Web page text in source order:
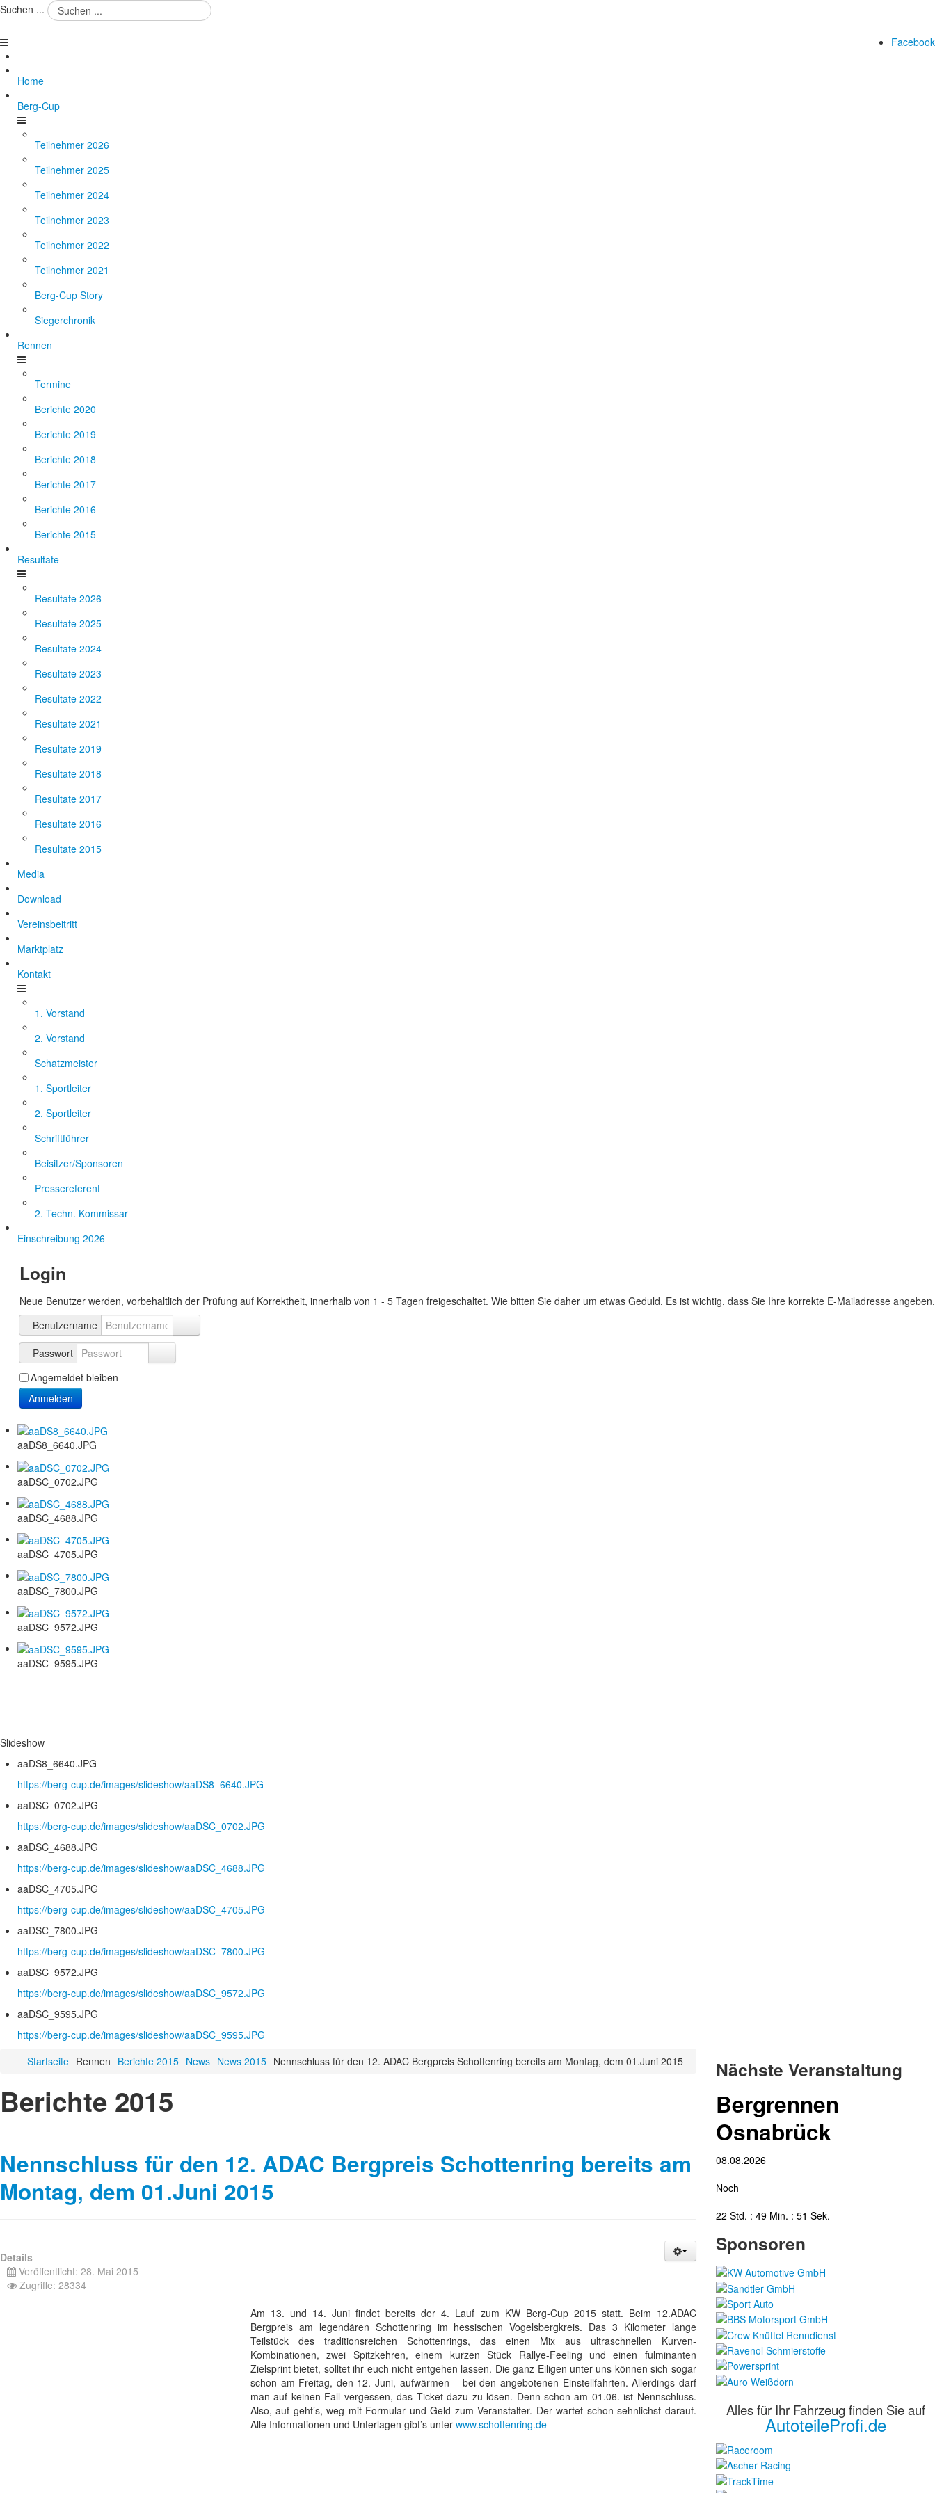
Suchen ...
Facebook
Home
Berg-Cup
Teilnehmer 2026
Teilnehmer 2025
Teilnehmer 2024
Teilnehmer 2023
Teilnehmer 2022
Teilnehmer 2021
Berg-Cup Story
Siegerchronik
Rennen
Termine
Berichte 2020
Berichte 2019
Berichte 2018
Berichte 2017
Berichte 2016
Berichte 2015
Resultate
Resultate 2026
Resultate 2025
Resultate 2024
Resultate 2023
Resultate 2022
Resultate 2021
Resultate 2019
Resultate 2018
Resultate 2017
Resultate 2016
Resultate 2015
Media
Download
Vereinsbeitritt
Marktplatz
Kontakt
1. Vorstand
2. Vorstand
Schatzmeister
1. Sportleiter
2. Sportleiter
Schriftführer
Beisitzer/Sponsoren
Pressereferent
2. Techn. Kommissar
Einschreibung 2026
Login
Neue Benutzer werden, vorbehaltlich der Prüfung auf Korrektheit, innerhalb von 1 - 5 Tagen freigeschaltet. Wie bitten Sie daher um etwas Geduld. Es ist wichtig, dass Sie Ihre korrekte E-Mailadresse angeben.
Benutzername
Passwort
Angemeldet bleiben
Anmelden
aaDS8_6640.JPG
aaDSC_0702.JPG
aaDSC_4688.JPG
aaDSC_4705.JPG
aaDSC_7800.JPG
aaDSC_9572.JPG
aaDSC_9595.JPG
Slideshow
aaDS8_6640.JPG
https://berg-cup.de/images/slideshow/aaDS8_6640.JPG
aaDSC_0702.JPG
https://berg-cup.de/images/slideshow/aaDSC_0702.JPG
aaDSC_4688.JPG
https://berg-cup.de/images/slideshow/aaDSC_4688.JPG
aaDSC_4705.JPG
https://berg-cup.de/images/slideshow/aaDSC_4705.JPG
aaDSC_7800.JPG
https://berg-cup.de/images/slideshow/aaDSC_7800.JPG
aaDSC_9572.JPG
https://berg-cup.de/images/slideshow/aaDSC_9572.JPG
aaDSC_9595.JPG
https://berg-cup.de/images/slideshow/aaDSC_9595.JPG
Startseite Rennen Berichte 2015 News News 2015 Nennschluss für den 12. ADAC Bergpreis Schottenring bereits am Montag, dem 01.Juni 2015
Berichte 2015
Nennschluss für den 12. ADAC Bergpreis Schottenring bereits am
Montag, dem 01.Juni 2015
Details
Veröffentlicht: 28. Mai 2015
Zugriffe: 28334
Am 13. und 14. Juni findet bereits der 4. Lauf zum KW Berg-Cup 2015 statt. Beim 12.ADAC
Bergpreis am legendären Schottenring im hessischen Vogelsbergkreis. Das 3 Kilometer lange
Teilstück des traditionsreichen Schottenrings, das einen Mix aus ultraschnellen Kurven-
Kombinationen, zwei Spitzkehren, einem kurzen Stück Rallye-Feeling und einen fulminanten
Zielsprint bietet, solltet ihr euch nicht entgehen lassen. Die ganz Eiligen unter uns können sich sogar
schon am Freitag, den 12. Juni, aufwärmen – bei den angebotenen Einstellfahrten. Allerdings darf
man auf keinen Fall vergessen, das Ticket dazu zu lösen. Denn schon am 01.06. ist Nennschluss.
Also, auf geht’s, weg mit Formular und Geld zum Veranstalter. Der wartet schon sehnlichst darauf.
Alle Informationen und Unterlagen gibt’s unter www.schottenring.de
Nächste Veranstaltung
Bergrennen
Osnabrück
08.08.2026
Noch
22 Std. : 49 Min. : 50 Sek.
Sponsoren
Alles für Ihr Fahrzeug finden Sie auf
AutoteileProfi.de